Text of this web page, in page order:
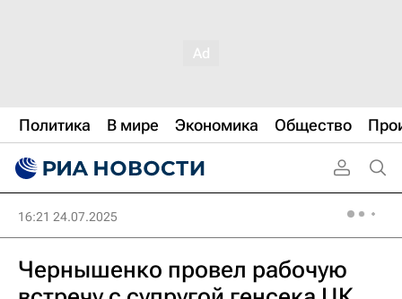
Политика В мире Экономика Общество
16:21 24.07.2025
Чернышенко провел рабочую